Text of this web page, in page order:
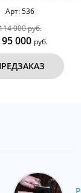
Арт: 536
000 руб.
000руб.